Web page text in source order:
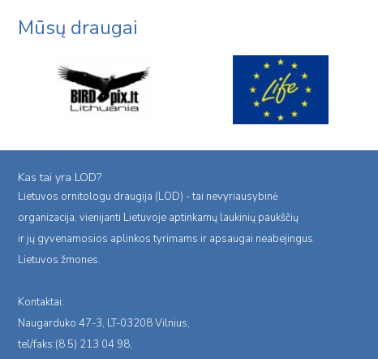
Mūsų draugai
Kas tai yra LOD?
Lietuvos ornitologu draugija (LOD) - tai nevyriausybinė
organizacija, vienijanti Lietuvoje aptinkamų laukinių paukščių
ir jų gyvenamosios aplinkos tyrimams ir apsaugai neabejingus
Lietuvos žmones.
Kontaktai:
Naugarduko 47-3, LT-03208 Vilnius,
tel/faks:(8 5) 213 04 98,